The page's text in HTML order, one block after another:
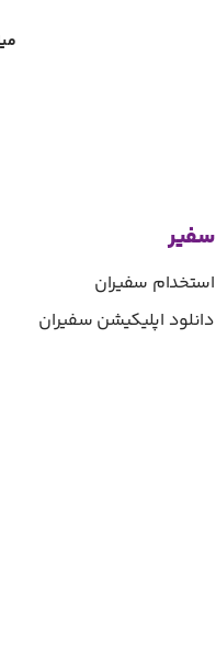
سفیر
استخدام سفیران
دانلود اپلیکیشن سفیران